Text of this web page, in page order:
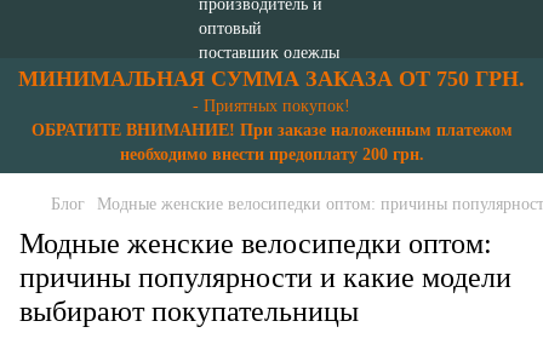
МИНИМАЛЬНАЯ СУММА ЗАКАЗА ОТ 750 ГРН.
- Приятных покупок!
ОБРАТИТЕ ВНИМАНИЕ! При заказе наложенным платежом
необходимо внести предоплату 200 грн.
Блог Модные женские велосипедки оптом: причины
Модные женские велосипедки оптом:
причины популярности и какие модели
выбирают покупательницы